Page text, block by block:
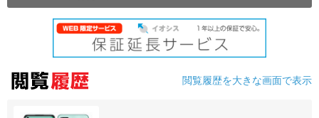
閲覧履歴を大きな画面で表示
月 から